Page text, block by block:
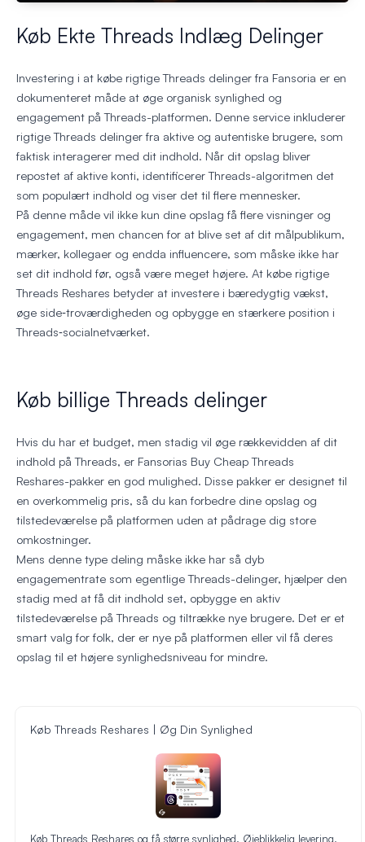
Køb Ekte Threads Indlæg Delinger
Investering i at købe rigtige Threads delinger fra Fansoria er en
dokumenteret måde at øge organisk synlighed og
engagement på Threads-platformen. Denne service inkluderer
rigtige Threads delinger fra aktive og autentiske brugere, som
faktisk interagerer med dit indhold. Når dit opslag bliver
repostet af aktive konti, identificerer Threads-algoritmen det
som populært indhold og viser det til flere mennesker.
På denne måde vil ikke kun dine opslag få flere visninger og
engagement, men chancen for at blive set af dit målpublikum,
mærker, kollegaer og endda influencere, som måske ikke har
set dit indhold før, også være meget højere. At købe rigtige
Threads Reshares betyder at investere i bæredygtig vækst,
øge side‑troværdigheden og opbygge en stærkere position i
Threads‑socialnetværket.
Køb billige Threads delinger
Hvis du har et budget, men stadig vil øge rækkevidden af dit
indhold på Threads, er Fansorias Buy Cheap Threads
Reshares-pakker en god mulighed. Disse pakker er designet til
en overkommelig pris, så du kan forbedre dine opslag og
tilstedeværelse på platformen uden at pådrage dig store
omkostninger.
Mens denne type deling måske ikke har så dyb
engagementrate som egentlige Threads-delinger, hjælper den
stadig med at få dit indhold set, opbygge en aktiv
tilstedeværelse på Threads og tiltrække nye brugere. Det er et
smart valg for folk, der er nye på platformen eller vil få deres
opslag til et højere synlighedsniveau for mindre.
Køb Threads Reshares | Øg Din Synlighed
Køb Threads Reshares og få større synlighed. Øjeblikkelig levering,